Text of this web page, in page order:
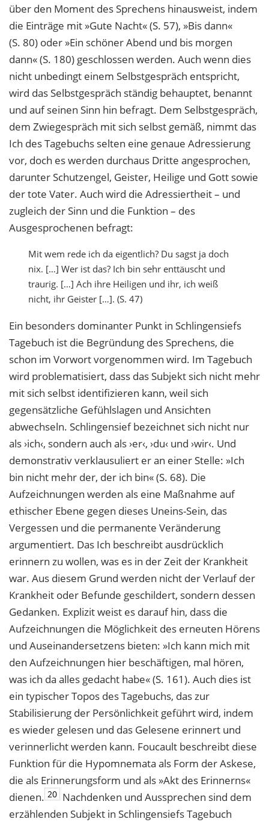
über den Moment des Sprechens hinausweist, indem
die Einträge mit »Gute Nacht« (S. 57), »Bis dann«
(S. 80) oder »Ein schöner Abend und bis morgen
dann« (S. 180) geschlossen werden. Auch wenn dies
nicht unbedingt einem Selbstgespräch entspricht,
wird das Selbstgespräch ständig behauptet, benannt
und auf seinen Sinn hin befragt. Dem Selbstgespräch,
dem Zwiegespräch mit sich selbst gemäß, nimmt das
Ich des Tagebuchs selten eine genaue Adressierung
vor, doch es werden durchaus Dritte angesprochen,
darunter Schutzengel, Geister, Heilige und Gott sowie
der tote Vater. Auch wird die Adressiertheit – und
zugleich der Sinn und die Funktion – des
Ausgesprochenen befragt:
Mit wem rede ich da eigentlich? Du sagst ja doch
nix. […] Wer ist das? Ich bin sehr enttäuscht und
traurig. […] Ach ihre Heiligen und ihr, ich weiß
nicht, ihr Geister […]. (S. 47)
Ein besonders dominanter Punkt in Schlingensiefs
Tagebuch ist die Begründung des Sprechens, die
schon im Vorwort vorgenommen wird. Im Tagebuch
wird problematisiert, dass das Subjekt sich nicht mehr
mit sich selbst identifizieren kann, weil sich
gegensätzliche Gefühlslagen und Ansichten
abwechseln. Schlingensief bezeichnet sich nicht nur
als ›ich‹, sondern auch als ›er‹, ›du‹ und ›wir‹. Und
demonstrativ verklausuliert er an einer Stelle: »Ich
bin nicht mehr der, der ich bin« (S. 68). Die
Aufzeichnungen werden als eine Maßnahme auf
ethischer Ebene gegen dieses Uneins-Sein, das
Vergessen und die permanente Veränderung
argumentiert. Das Ich beschreibt ausdrücklich
erinnern zu wollen, was es in der Zeit der Krankheit
war. Aus diesem Grund werden nicht der Verlauf der
Krankheit oder Befunde geschildert, sondern dessen
Gedanken. Explizit weist es darauf hin, dass die
Aufzeichnungen die Möglichkeit des erneuten Hörens
und Auseinandersetzens bieten: »Ich kann mich mit
den Aufzeichnungen hier beschäftigen, mal hören,
was ich da alles gedacht habe« (S. 161). Auch dies ist
ein typischer Topos des Tagebuchs, das zur
Stabilisierung der Persönlichkeit geführt wird, indem
es wieder gelesen und das Gelesene erinnert und
verinnerlicht werden kann. Foucault beschreibt diese
Funktion für die Hypomnemata als Form der Askese,
die als Erinnerungsform und als »Akt des Erinnerns«
dienen. 20 Nachdenken und Aussprechen sind dem
erzählenden Subjekt in Schlingensiefs Tagebuch